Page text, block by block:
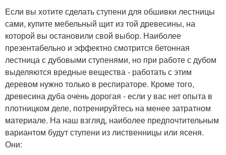
Если вы хотите сделать ступени для обшивки лестницы
сами, купите мебельный щит из той древесины, на
которой вы остановили свой выбор. Наиболее
презентабельно и эффектно смотрится бетонная
лестница с дубовыми ступенями, но при работе с дубом
выделяются вредные вещества - работать с этим
деревом нужно только в респираторе. Кроме того,
древесина дуба очень дорогая - если у вас нет опыта в
плотницком деле, потренируйтесь на менее затратном
материале. На наш взгляд, наиболее предпочтительным
вариантом будут ступени из лиственницы или ясеня.
Они: